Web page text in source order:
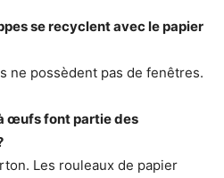
se recyclent avec le papier
ne possèdent pas de fenêtres.
œufs font partie des
Les rouleaux de papier